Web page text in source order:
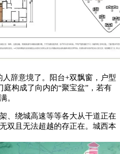
辞意境了。阳台+双飘窗，户型
庭构成了向内的“聚宝盆”，若有
。
绕城高速等等各大从干道正在
双且无法超越的存正在。城西本